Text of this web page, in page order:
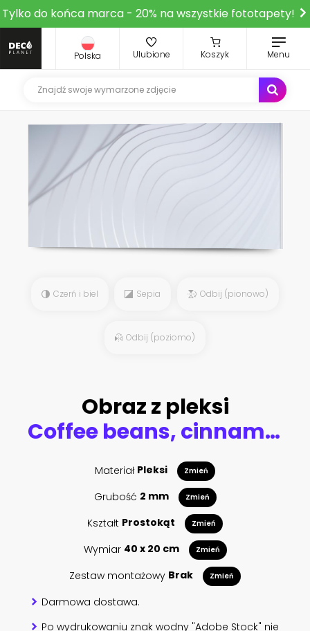
Tylko do końca marca - 20% na wszystkie fototapety!
Polska Ulubione Koszyk Menu
Czerń i biel Sepia Odbij (pionowo)
Odbij (poziomo)
Obraz z pleksi
Coffee beans, cinnamon sticks and star anise
Materiał Pleksi Zmień
Grubość 2 mm Zmień
Kształt Prostokąt Zmień
Wymiar 40 x 20 cm Zmień
Zestaw montażowy Brak Zmień
Darmowa dostawa.
Po wydrukowaniu znak wodny "Adobe Stock" nie